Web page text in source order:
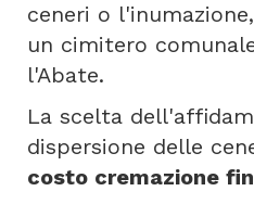
ceneri o
un cimitero
l'Abate.
La scelta
dispersione delle
costo cremazione